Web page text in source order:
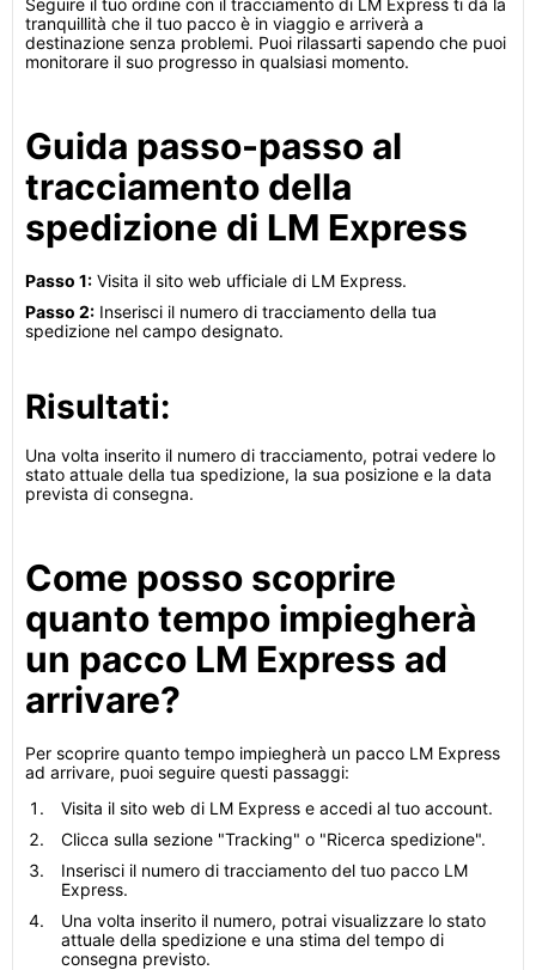
Seguire il tuo ordine con il tracciamento di LM Express ti dà la
tranquillità che il tuo pacco è in viaggio e arriverà a
destinazione senza problemi. Puoi rilassarti sapendo che puoi
monitorare il suo progresso in qualsiasi momento.
Guida passo-passo al
tracciamento della
spedizione di LM Express
Passo 1: Visita il sito web ufficiale di LM Express.
Passo 2: Inserisci il numero di tracciamento della tua
spedizione nel campo designato.
Risultati:
Una volta inserito il numero di tracciamento, potrai vedere lo
stato attuale della tua spedizione, la sua posizione e la data
prevista di consegna.
Come posso scoprire
quanto tempo impiegherà
un pacco LM Express ad
arrivare?
Per scoprire quanto tempo impiegherà un pacco LM Express
ad arrivare, puoi seguire questi passaggi:
Visita il sito web di LM Express e accedi al tuo account.
Clicca sulla sezione "Tracking" o "Ricerca spedizione".
Inserisci il numero di tracciamento del tuo pacco LM
Express.
Una volta inserito il numero, potrai visualizzare lo stato
attuale della spedizione e una stima del tempo di
consegna previsto.